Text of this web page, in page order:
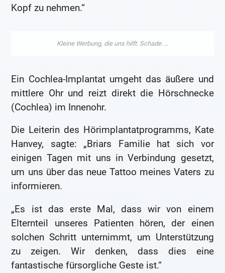
Kopf zu nehmen.“
Ein Cochlea-Implantat umgeht das äußere und
mittlere Ohr und reizt direkt die Hörschnecke
(Cochlea) im Innenohr.
Die Leiterin des Hörimplantatprogramms, Kate
Hanvey, sagte: „Briars Familie hat sich vor
einigen Tagen mit uns in Verbindung gesetzt,
um uns über das neue Tattoo meines Vaters zu
informieren.
„Es ist das erste Mal, dass wir von einem
Elternteil unseres Patienten hören, der einen
solchen Schritt unternimmt, um Unterstützung
zu zeigen. Wir denken, dass dies eine
fantastische fürsorgliche Geste ist.“